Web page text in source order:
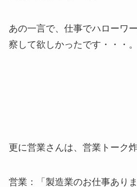
あの一言で、仕事でハローワ
察して欲しかったです・・・。
更に営業さんは、営業トーク炸
営業：「製造業のお仕事ありま